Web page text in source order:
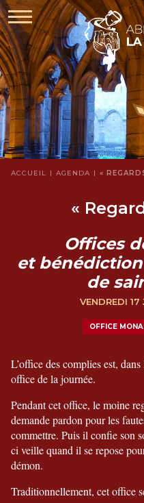
ACCUEIL AGENDA «
«
Offices
et
de
VENDREDI
OFFICE
L’office des complies est,
office de la journée.
Pendant cet office, le moine
demande pardon pour les
commettre. Puis il confie son
ci veille quand il se repose
démon.
Traditionnellement, cet office